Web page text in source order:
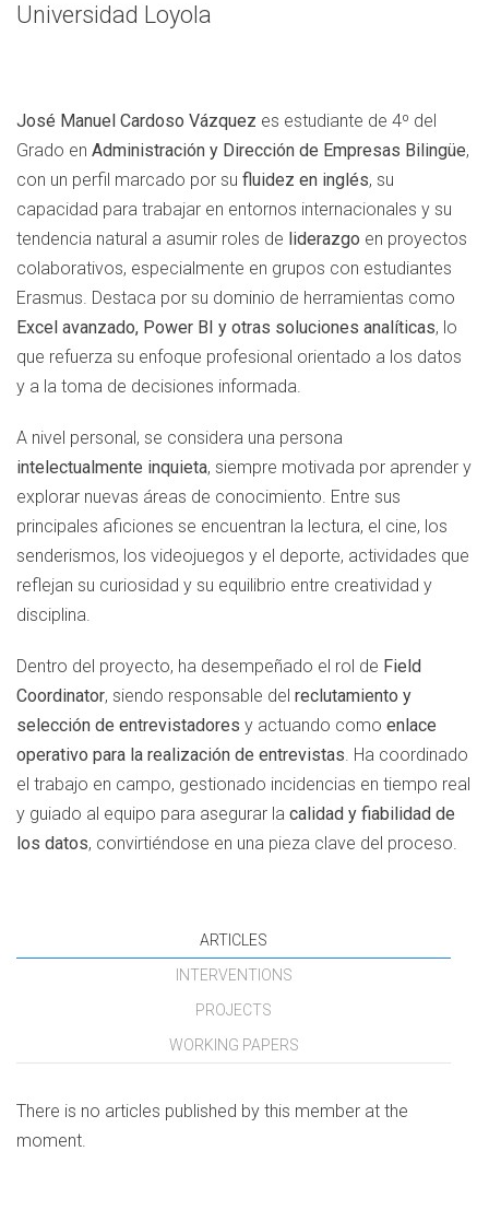
Universidad Loyola
José Manuel Cardoso Vázquez es estudiante de 4º del
Grado en Administración y Dirección de Empresas Bilingüe,
con un perfil marcado por su fluidez en inglés, su
capacidad para trabajar en entornos internacionales y su
tendencia natural a asumir roles de liderazgo en proyectos
colaborativos, especialmente en grupos con estudiantes
Erasmus. Destaca por su dominio de herramientas como
Excel avanzado, Power BI y otras soluciones analíticas, lo
que refuerza su enfoque profesional orientado a los datos
y a la toma de decisiones informada.
A nivel personal, se considera una persona
intelectualmente inquieta, siempre motivada por aprender y
explorar nuevas áreas de conocimiento. Entre sus
principales aficiones se encuentran la lectura, el cine, los
senderismos, los videojuegos y el deporte, actividades que
reflejan su curiosidad y su equilibrio entre creatividad y
disciplina.
Dentro del proyecto, ha desempeñado el rol de Field
Coordinator, siendo responsable del reclutamiento y
selección de entrevistadores y actuando como enlace
operativo para la realización de entrevistas. Ha coordinado
el trabajo en campo, gestionado incidencias en tiempo real
y guiado al equipo para asegurar la calidad y fiabilidad de
los datos, convirtiéndose en una pieza clave del proceso.
ARTICLES
INTERVENTIONS
PROJECTS
WORKING PAPERS
There is no articles published by this member at the
moment.